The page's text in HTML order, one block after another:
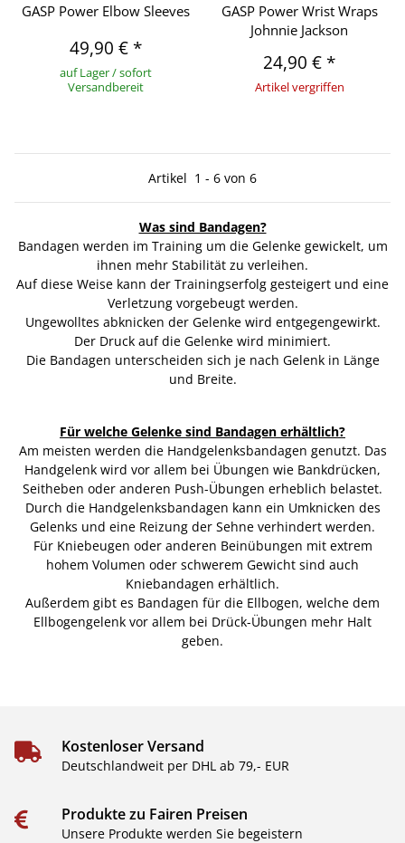
GASP Power Elbow Sleeves
49,90 € *
auf Lager / sofort
Versandbereit
GASP Power Wrist Wraps
Johnnie Jackson
24,90 € *
Artikel vergriffen
Artikel 1 - 6 von 6
Was sind Bandagen?
Bandagen werden im Training um die Gelenke gewickelt, um
ihnen mehr Stabilität zu verleihen.
Auf diese Weise kann der Trainingserfolg gesteigert und eine
Verletzung vorgebeugt werden.
Ungewolltes abknicken der Gelenke wird entgegengewirkt.
Der Druck auf die Gelenke wird minimiert.
Die Bandagen unterscheiden sich je nach Gelenk in Länge
und Breite.
Für welche Gelenke sind Bandagen erhältlich?
Am meisten werden die Handgelenksbandagen genutzt. Das
Handgelenk wird vor allem bei Übungen wie Bankdrücken,
Seitheben oder anderen Push-Übungen erheblich belastet.
Durch die Handgelenksbandagen kann ein Umknicken des
Gelenks und eine Reizung der Sehne verhindert werden.
Für Kniebeugen oder anderen Beinübungen mit extrem
hohem Volumen oder schwerem Gewicht sind auch
Kniebandagen erhältlich.
Außerdem gibt es Bandagen für die Ellbogen, welche dem
Ellbogengelenk vor allem bei Drück-Übungen mehr Halt
geben.
Kostenloser Versand
Deutschlandweit per DHL ab 79,- EUR
Produkte zu Fairen Preisen
Unsere Produkte werden Sie begeistern